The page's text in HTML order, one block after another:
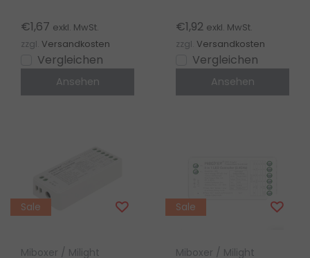
€1,67 exkl. MwSt.
zzgl. Versandkosten
Vergleichen
Ansehen
12mm COB
€1,92 exkl. MwSt.
zzgl. Versandkosten
Vergleichen
Ansehen
Sale
Miboxer / Milight
Sale
Miboxer / Milight